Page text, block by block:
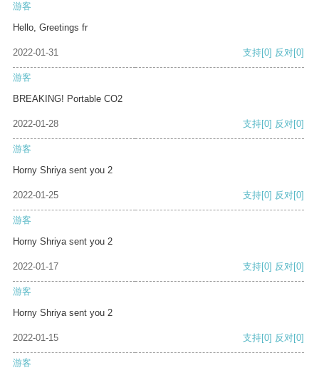
游客
Hello, Greetings fr
2022-01-31 支持[0] 反对[0]
游客
BREAKING! Portable CO2
2022-01-28 支持[0] 反对[0]
游客
Horny Shriya sent you 2
2022-01-25 支持[0] 反对[0]
游客
Horny Shriya sent you 2
2022-01-17 支持[0] 反对[0]
游客
Horny Shriya sent you 2
2022-01-15 支持[0] 反对[0]
游客